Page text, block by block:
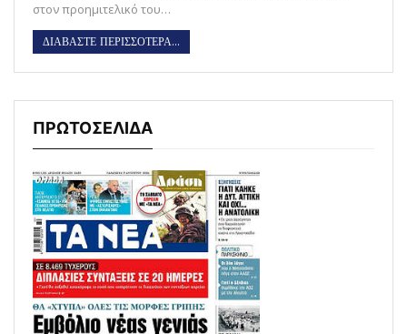
στον προημιτελικό του…
ΔΙΑΒΑΣΤΕ ΠΕΡΙΣΣΟΤΕΡΑ...
ΠΡΩΤΟΣΕΛΙΔΑ